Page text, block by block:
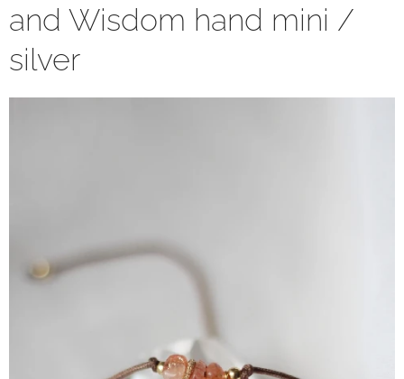
and Wisdom hand mini /
silver